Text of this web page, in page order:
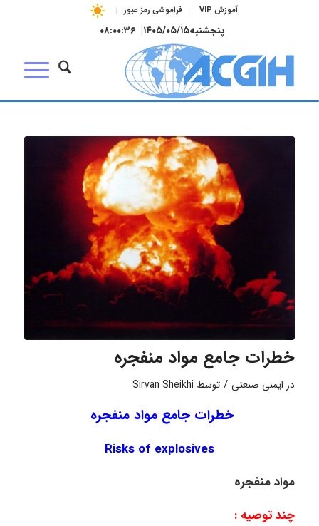
آموزش VIP فراموشی رمز عبور
پنجشنبه۱۴۰۵/۰۵/۱۵| ۰۸:۰۰:۳۶
خطرات جامع مواد منفجره
در ایمنی صنعتی / توسط Sirvan Sheikhi
خطرات جامع مواد منفجره
Risks of explosives
مواد منفجره
چند توصیه :